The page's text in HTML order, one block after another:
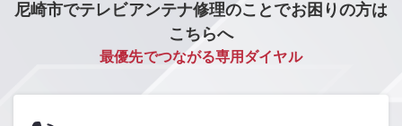
尼崎市でテレビアンテナ修理のことでお困りの方は
こちらへ
最優先でつながる専用ダイヤル